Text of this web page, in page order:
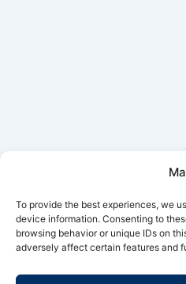
To provide the best experiences, we
device information. Consenting to
browsing behavior or unique IDs on
adversely affect certain features and